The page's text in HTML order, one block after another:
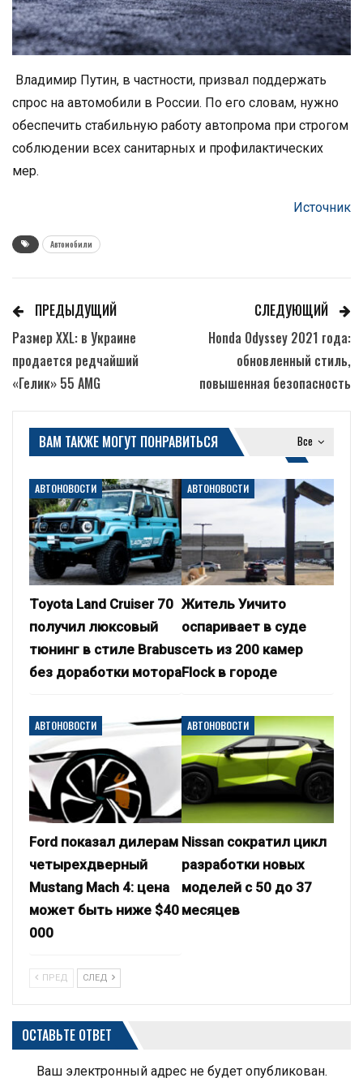
Владимир Путин, в частности, призвал поддержать
спрос на автомобили в России. По его словам, нужно
обеспечить стабильную работу автопрома при строгом
соблюдении всех санитарных и профилактических
мер.
Источник
Автомобили
ПРЕДЫДУЩИЙ
Размер XXL: в Украине
продается редчайший
«Гелик» 55 AMG
СЛЕДУЮЩИЙ
Honda Odyssey 2021 года:
обновленный стиль,
повышенная безопасность
Все
ВАМ ТАКЖЕ МОГУТ ПОНРАВИТЬСЯ
АВТОНОВОСТИ
Toyota Land Cruiser 70
получил люксовый
тюнинг в стиле Brabus
без доработки мотора
АВТОНОВОСТИ
Житель Уичито
оспаривает в суде
сеть из 200 камер
Flock в городе
АВТОНОВОСТИ
Ford показал дилерам
четырехдверный
Mustang Mach 4: цена
может быть ниже $40
000
АВТОНОВОСТИ
Nissan сократил цикл
разработки новых
моделей с 50 до 37
месяцев
ПРЕД СЛЕД
ОСТАВЬТЕ ОТВЕТ
Ваш электронный адрес не будет опубликован.